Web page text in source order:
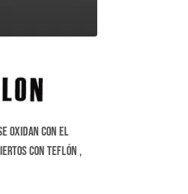
oxidan con el
con teflón ,